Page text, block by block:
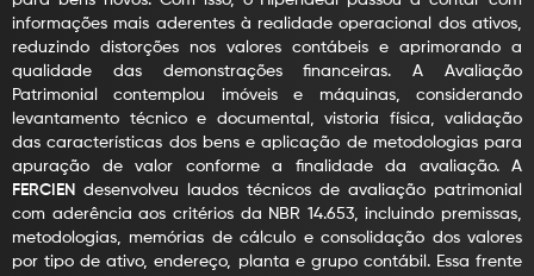
informações mais aderentes à realidade operacional dos ativos,
reduzindo distorções nos valores contábeis e aprimorando a
qualidade das demonstrações financeiras. A Avaliação
Patrimonial contemplou imóveis e máquinas, considerando
levantamento técnico e documental, vistoria física, validação
das características dos bens e aplicação de metodologias para
apuração de valor conforme a finalidade da avaliação. A
FERCIEN
desenvolveu laudos técnicos de avaliação patrimonial
com aderência aos critérios da NBR 14.653, incluindo premissas,
metodologias, memórias de cálculo e consolidação dos valores
por tipo de ativo, endereço, planta e grupo contábil. Essa frente